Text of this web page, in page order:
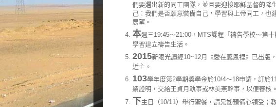
們要選出新的同工團隊，並且要迎接耶穌基督的降
己：我們是否願意裝備自己，學習與上帝同工，也
展望。
本週三19:45～21:00，MTS課程「禱告學校～第
學習建立禱告生活。
2015新眼光讀經10~12月《愛在感恩裡》已出版
近主。
103學年度第2學期獎學金於10/4～18申請，訂於
績證明，交給王貞月執事或林美燕幹事，以便審核。
下主日（10/11）舉行聖餐，請兄姊預備心領受；